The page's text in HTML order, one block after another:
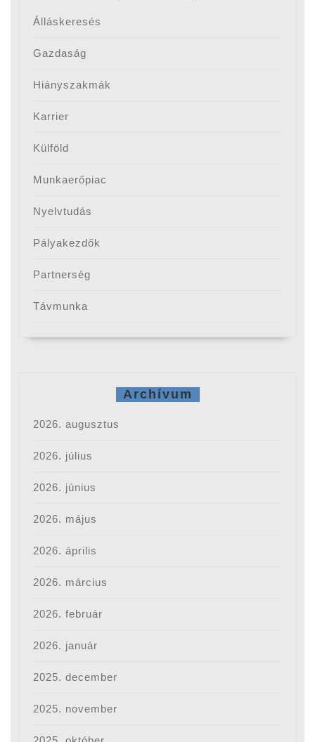
Álláskeresés
Gazdaság
Hiányszakmák
Karrier
Külföld
Munkaerőpiac
Nyelvtudás
Pályakezdők
Partnerség
Távmunka
Archívum
2026. augusztus
2026. július
2026. június
2026. május
2026. április
2026. március
2026. február
2026. január
2025. december
2025. november